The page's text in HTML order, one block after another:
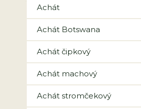
Achát
Achát Botswana
Achát čipkový
Achát machový
Achát stromčekový